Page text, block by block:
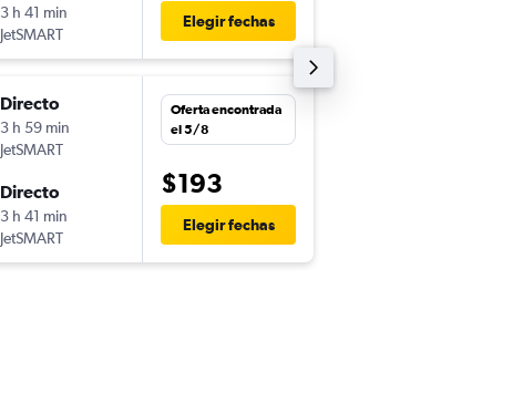
3 h 41 min
JetSMART
Elegir fechas
Directo
3 h 59 min
JetSMART
Directo
3 h 41 min
JetSMART
Oferta encontrada
el 5/8
$193
Elegir fechas